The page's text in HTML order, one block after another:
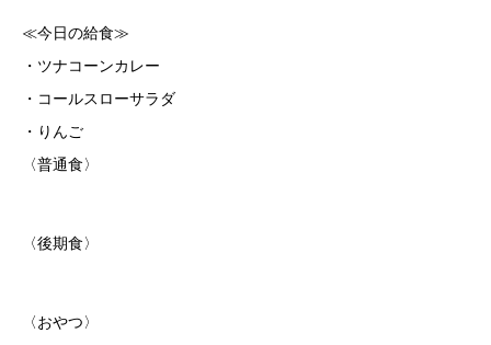
≪今日の給食≫
・ツナコーンカレー
・コールスローサラダ
・りんご
〈普通食〉
〈後期食〉
〈おやつ〉